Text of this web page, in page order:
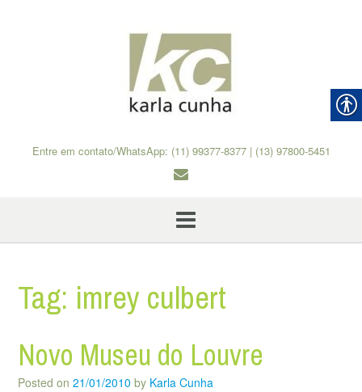
Entre em contato/WhatsApp: (11) 99377-8377 | (13) 97800-5451
Tag: imrey culbert
Novo Museu do Louvre
Posted on 21/01/2010 by Karla Cunha